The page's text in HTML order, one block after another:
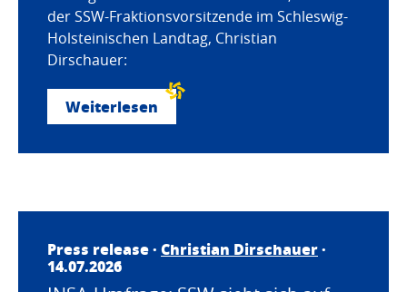
der SSW-Fraktionsvorsitzende im Schleswig-
Holsteinischen Landtag, Christian
Dirschauer:
Weiterlesen
Press release · Christian Dirschauer·
14.07.2026